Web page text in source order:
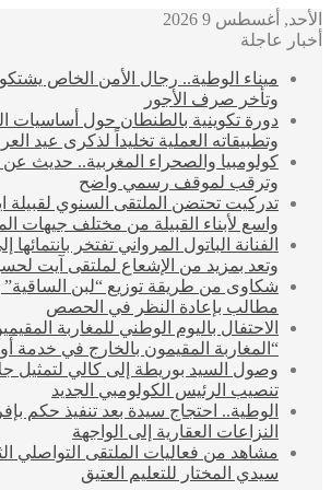
الأحد, أغسطس 9 2026
أخبار عاجلة
ميناء الوطية.. رجال الأمن الخاص
وتأخر صرف الأجور
دورة تكوينية بالطنطان حول أساسيات
وتطبيقاته العملية تخليداً لذكرى عيد
كولومبيا والصحراء المغربية.. حديث
وترقب لموقف رسمي واضح
تدركيت تحتضن الملتقى السنوي
واسع لأبناء القبيلة من مختلف جيهات
الفنانة الباتول المرواني تفتخر
وتعد بمزيد من الإشعاع لملتقى آيت
شكاوى من طريقة توزيع “لبن
مطالب بإعادة النظر في الحصص
الاحتفال باليوم الوطني للمغاربة
“المغاربة المقيمون بالخارج في خدمة
وصول السيد بوريطة إلى كالي لتمثيل
تنصيب الرئيس الكولومبي الجديد
الوطية.. احتجاج سيدة بعد تنفيذ حكم
النزاعات العقارية إلى الواجهة
مشاهد من فعاليات الملتقى التواصلي
سيدي المختار للتعليم العتيق